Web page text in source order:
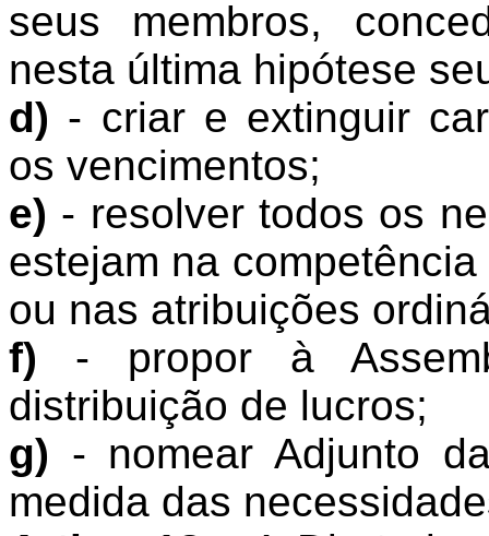
seus membros,
nesta última hipótese
d) - criar e extinguir
os vencimentos;
e) - resolver todos os
estejam na
ou nas atribuições
f) - propor à
distribuição de lucros;
g) - nomear Adjunto
medida das